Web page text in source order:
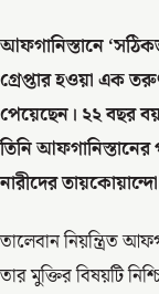
আফগানিস্তানে
গ্রেপ্তার হওয়া এক
পেয়েছেন। ২২ বছর
তিনি
নারীদের
তালেবান নিয়ন্ত্রিত
তার মুক্তির বিষয়টি